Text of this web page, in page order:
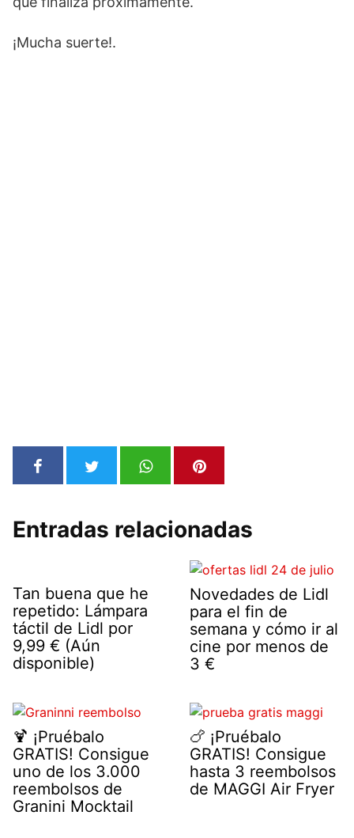
¡Mucha suerte!.
Entradas relacionadas
Tan buena que he
repetido: Lámpara
táctil de Lidl por
9,99 € (Aún
disponible)
Novedades de Lidl
para el fin de
semana y cómo ir al
cine por menos de
3 €
🍹 ¡Pruébalo
GRATIS! Consigue
uno de los 3.000
reembolsos de
Granini Mocktail
🍗 ¡Pruébalo
GRATIS! Consigue
hasta 3 reembolsos
de MAGGI Air Fryer